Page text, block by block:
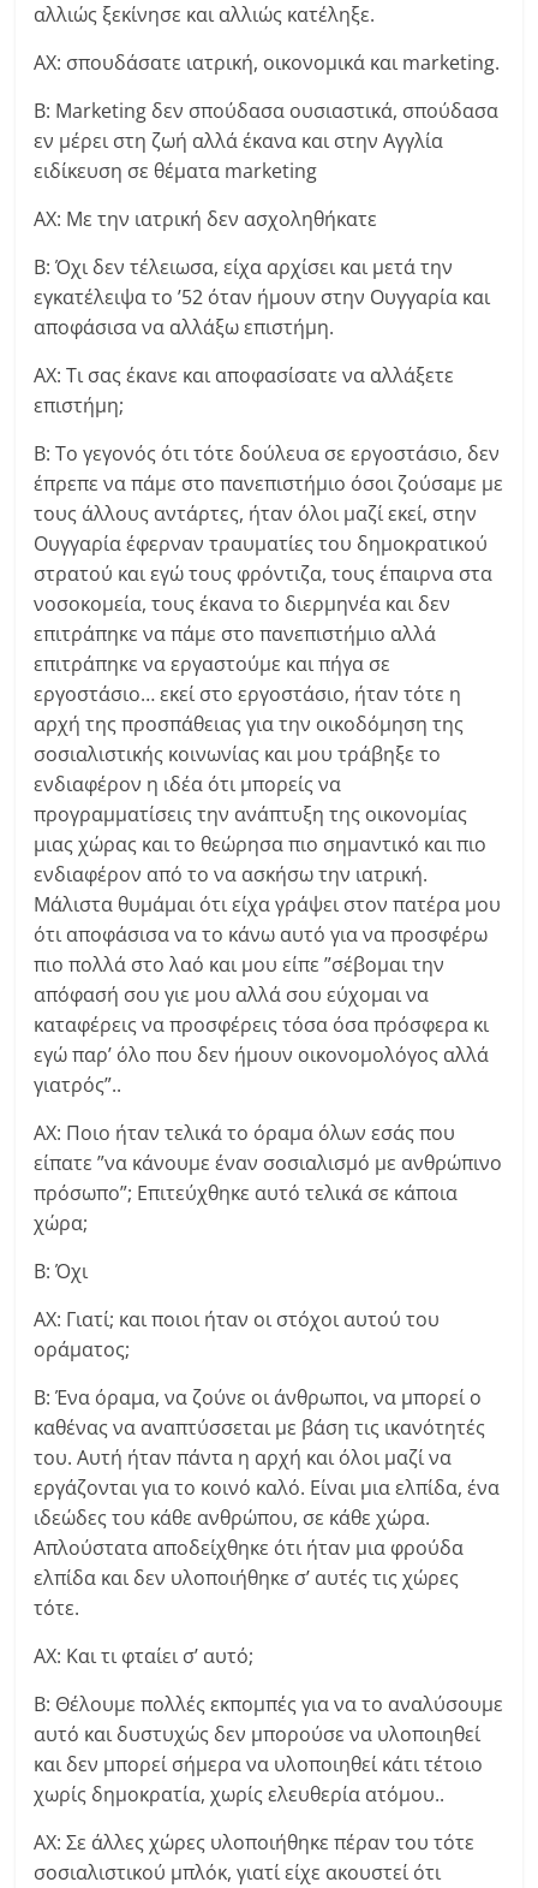
αλλιώς ξεκίνησε και αλλιώς κατέληξε.
ΑΧ: σπουδάσατε ιατρική, οικονομικά και marketing.
Β: Marketing δεν σπούδασα ουσιαστικά, σπούδασα
εν μέρει στη ζωή αλλά έκανα και στην Αγγλία
ειδίκευση σε θέματα marketing
ΑΧ: Με την ιατρική δεν ασχοληθήκατε
Β: Όχι δεν τέλειωσα, είχα αρχίσει και μετά την
εγκατέλειψα το ’52 όταν ήμουν στην Ουγγαρία και
αποφάσισα να αλλάξω επιστήμη.
ΑΧ: Τι σας έκανε και αποφασίσατε να αλλάξετε
επιστήμη;
Β: Το γεγονός ότι τότε δούλευα σε εργοστάσιο, δεν
έπρεπε να πάμε στο πανεπιστήμιο όσοι ζούσαμε με
τους άλλους αντάρτες, ήταν όλοι μαζί εκεί, στην
Ουγγαρία έφερναν τραυματίες του δημοκρατικού
στρατού και εγώ τους φρόντιζα, τους έπαιρνα στα
νοσοκομεία, τους έκανα το διερμηνέα και δεν
επιτράπηκε να πάμε στο πανεπιστήμιο αλλά
επιτράπηκε να εργαστούμε και πήγα σε
εργοστάσιο… εκεί στο εργοστάσιο, ήταν τότε η
αρχή της προσπάθειας για την οικοδόμηση της
σοσιαλιστικής κοινωνίας και μου τράβηξε το
ενδιαφέρον η ιδέα ότι μπορείς να
προγραμματίσεις την ανάπτυξη της οικονομίας
μιας χώρας και το θεώρησα πιο σημαντικό και πιο
ενδιαφέρον από το να ασκήσω την ιατρική.
Μάλιστα θυμάμαι ότι είχα γράψει στον πατέρα μου
ότι αποφάσισα να το κάνω αυτό για να προσφέρω
πιο πολλά στο λαό και μου είπε ”σέβομαι την
απόφασή σου γιε μου αλλά σου εύχομαι να
καταφέρεις να προσφέρεις τόσα όσα πρόσφερα κι
εγώ παρ’ όλο που δεν ήμουν οικονομολόγος αλλά
γιατρός”..
ΑΧ: Ποιο ήταν τελικά το όραμα όλων εσάς που
είπατε ”να κάνουμε έναν σοσιαλισμό με ανθρώπινο
πρόσωπο”; Επιτεύχθηκε αυτό τελικά σε κάποια
χώρα;
Β: Όχι
ΑΧ: Γιατί; και ποιοι ήταν οι στόχοι αυτού του
οράματος;
Β: Ένα όραμα, να ζούνε οι άνθρωποι, να μπορεί ο
καθένας να αναπτύσσεται με βάση τις ικανότητές
του. Αυτή ήταν πάντα η αρχή και όλοι μαζί να
εργάζονται για το κοινό καλό. Είναι μια ελπίδα, ένα
ιδεώδες του κάθε ανθρώπου, σε κάθε χώρα.
Απλούστατα αποδείχθηκε ότι ήταν μια φρούδα
ελπίδα και δεν υλοποιήθηκε σ’ αυτές τις χώρες
τότε.
ΑΧ: Και τι φταίει σ’ αυτό;
Β: Θέλουμε πολλές εκπομπές για να το αναλύσουμε
αυτό και δυστυχώς δεν μπορούσε να υλοποιηθεί
και δεν μπορεί σήμερα να υλοποιηθεί κάτι τέτοιο
χωρίς δημοκρατία, χωρίς ελευθερία ατόμου..
ΑΧ: Σε άλλες χώρες υλοποιήθηκε πέραν του τότε
σοσιαλιστικού μπλόκ, γιατί είχε ακουστεί ότι